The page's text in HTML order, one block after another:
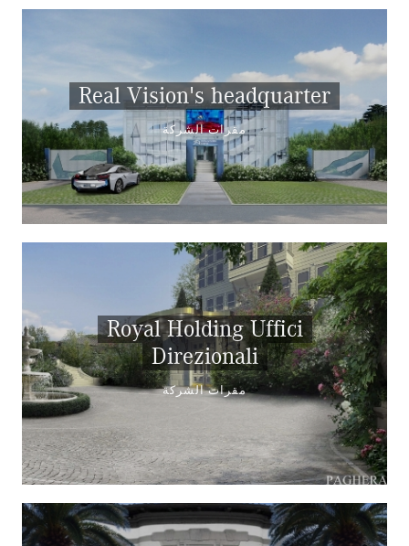
Real Vision's headquarter
مقرات الشركة
Royal Holding Uffici
Direzionali
مقرات الشركة